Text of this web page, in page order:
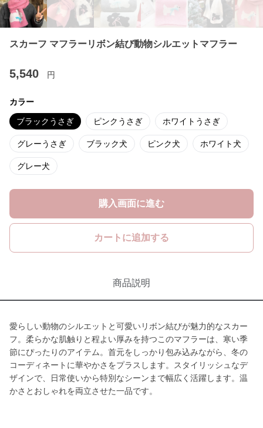
スカーフ マフラーリボン結び動物シルエットマフラー
5,540 円
カラー
ブラックうさぎ ピンクうさぎ ホワイトうさぎ
グレーうさぎ ブラック犬 ピンク犬 ホワイト犬
グレー犬
購入画面に進む
カートに追加する
商品説明
愛らしい動物のシルエットと可愛いリボン結びが魅力的なスカー
フ。柔らかな肌触りと程よい厚みを持つこのマフラーは、寒い季
節にぴったりのアイテム。首元をしっかり包み込みながら、冬の
コーディネートに華やかさをプラスします。スタイリッシュなデ
ザインで、日常使いから特別なシーンまで幅広く活躍します。温
かさとおしゃれを両立させた一品です。